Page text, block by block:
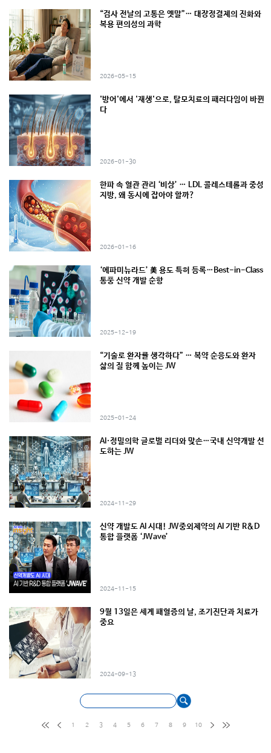
“검사 전날의 고통은 옛말”… 대장정결제의 진화와
복용 편의성의 과학
2026-05-15
'방어'에서 '재생'으로, 탈모치료의 패러다임이 바뀐
다
2026-01-30
한파 속 혈관 관리 ‘비상’ … LDL 콜레스테롤과 중성
지방, 왜 동시에 잡아야 할까?
2026-01-16
‘에파미뉴라드’ 美 용도 특허 등록…Best-in-Class
통풍 신약 개발 순항
2025-12-19
“기술로 환자를 생각하다” … 복약 순응도와 환자
삶의 질 함께 높이는 JW
2025-01-24
AI·정밀의학 글로벌 리더와 맞손…국내 신약개발 선
도하는 JW
2024-11-29
신약 개발도 AI 시대! JW중외제약의 AI 기반 R&D
통합 플랫폼 ‘JWave’
2024-11-15
9월 13일은 세계 패혈증의 날, 조기진단과 치료가
중요
2024-09-13
1 2 3 4 5 6 7 8 9 10